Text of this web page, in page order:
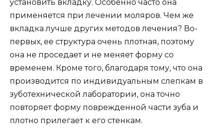
установить вкладку. Особенно часто она
применяется при лечении моляров. Чем же
вкладка лучше других методов лечения? Во-
первых, ее структура очень плотная, поэтому
она не проседает и не меняет форму со
временем. Кроме того, благодаря тому, что она
производится по индивидуальным слепкам в
зуботехнической лаборатории, она точно
повторяет форму поврежденной части зуба и
плотно прилегает к его стенкам.